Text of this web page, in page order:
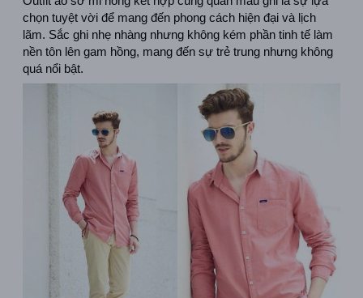
chọn tuyệt vời để mang đến phong cách hiện đại và lịch
lãm. Sắc ghi nhẹ nhàng nhưng không kém phần tinh tế làm
nền tôn lên gam hồng, mang đến sự trẻ trung nhưng không
quá nổi bật.